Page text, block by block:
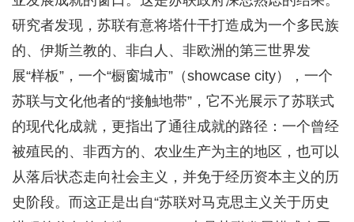
研究者发现，苏联有意将塔什干打造成为一个多民族
的、伊斯兰教的、非白人、非欧洲的第三世界发
展“样板”，一个“橱窗城市”（showcase city），一个
苏联与文化他者的“接触地带”，它不光展示了苏联式
的现代化成就，更指出了通往成就的路径：一个曾经
被殖民的、非西方的、农业生产为主的地区，也可以
从落后状态走向社会主义，并免于经历资本主义的历
史阶段。而这正是出自“苏联对马克思主义关于历史